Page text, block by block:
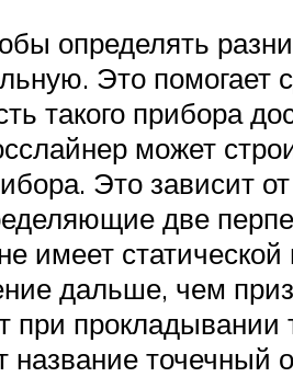
определять
Это
такого прибора
может
Это зависит
две
имеет
дальше, чем
точечный